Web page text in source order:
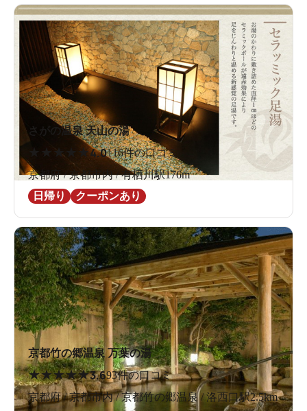
さがの温泉 天山の湯
★ ★ ★4.0116件の口コミ
京都府 / 京都市内 / 有栖川駅176m
日帰り
クーポンあり
京都竹の郷温泉 万葉の湯
★★★★★3.693件の口コミ
京都府 / 京都市内 / 京都竹の郷温泉 / 洛西口駅2.5km